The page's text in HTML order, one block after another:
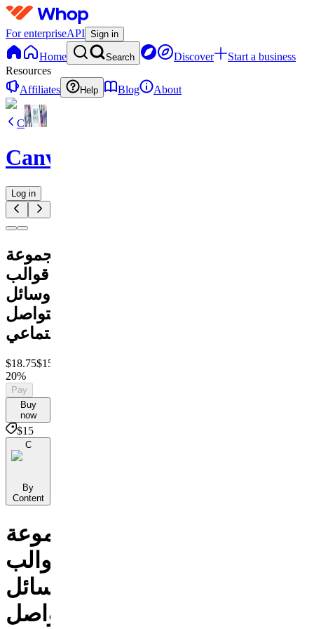
For enterpriseAPI Sign in
Home Search Discover
Start a business
Resources
Affiliates
Help Blog About
C
CanvaVault
Log in
مجموعة
قوالب
وسائل
التواصل
الاجتماعي
$18.75$15
20%
Pay
Buy
now
$15
C
By
Content
مجموعة
قوالب
وسائل
التواصل